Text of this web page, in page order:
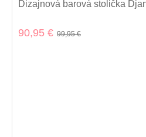
Dizajnová barová stolička
90,95 € 99,95 €